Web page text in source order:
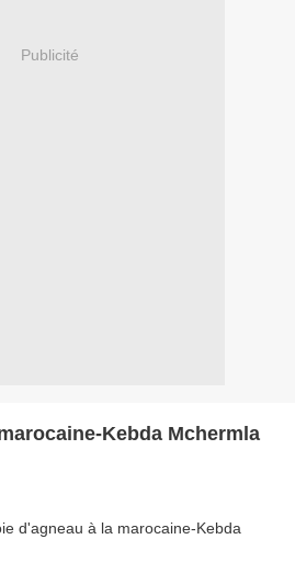
Publicité
Kebda Mchermla